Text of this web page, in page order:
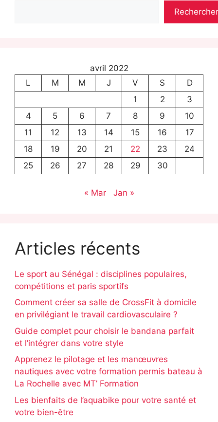
Rechercher
avril 2022
L
M M J V S
D
1
2
3
4
5 6 7 8 9
10
11
12 13 14 15 16
17
18
19 20 21 22 23
24
25
26 27 28 29 30
« Mar Jan »
Articles récents
Le sport au Sénégal : disciplines populaires,
compétitions et paris sportifs
Comment créer sa salle de CrossFit à domicile
en privilégiant le travail cardiovasculaire ?
Guide complet pour choisir le bandana parfait
et l’intégrer dans votre style
Apprenez le pilotage et les manœuvres
nautiques avec votre formation permis bateau à
La Rochelle avec MT’ Formation
Les bienfaits de l’aquabike pour votre santé et
votre bien-être